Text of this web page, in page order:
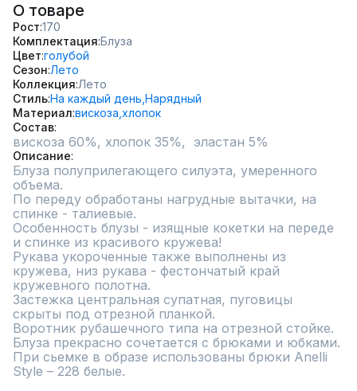
О товаре
Рост 170
Комплектация Блуза
Цвет голубой
Сезон Лето
Коллекция Лето
СтильНа каждый день, Нарядный
Материал вискоза, хлопок
Состав
вискоза 60%, хлопок 35%,  эластан 5%
Описание
Блуза полуприлегающего силуэта, умеренного
объема.
По переду обработаны нагрудные вытачки, на
спинке - талиевые.
Особенность блузы - изящные кокетки на переде
и спинке из красивого кружева!
Рукава укороченные также выполнены из
кружева, низ рукава - фестончатый край
кружевного полотна.
Застежка центральная супатная, пуговицы
скрыты под отрезной планкой.
Воротник рубашечного типа на отрезной стойке.
Блуза прекрасно сочетается с брюками и юбками.
При сьемке в образе использованы брюки Anelli
Style – 228 белые.